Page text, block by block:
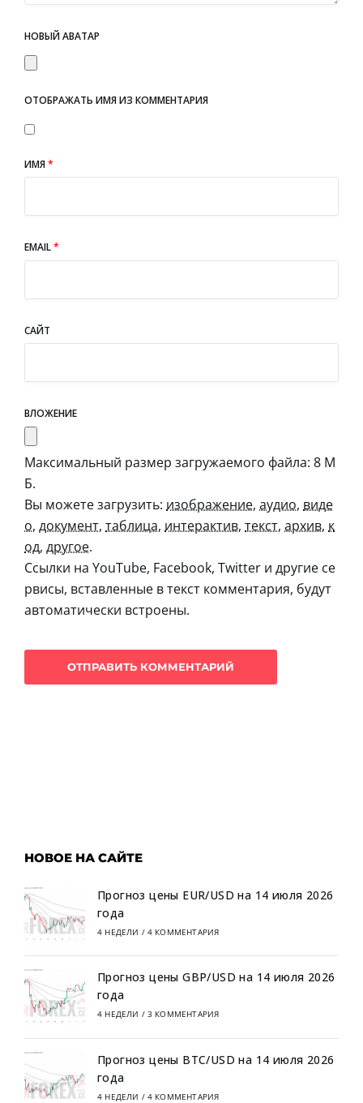
НОВЫЙ АВАТАР
ОТОБРАЖАТЬ ИМЯ ИЗ КОММЕНТАРИЯ
ИМЯ*
EMAIL*
САЙТ
ВЛОЖЕНИЕ
Максимальный размер загружаемого файла: 8 М
Б.
Вы можете загрузить: изображение, аудио, виде
о, документ, таблица, интерактив, текст, архив, к
од, другое.
Ссылки на YouTube, Facebook, Twitter и другие се
рвисы, вставленные в текст комментария, будут
автоматически встроены.
НОВОЕ НА САЙТЕ
Прогноз цены EUR/USD на 14 июля 2026
года
4 НЕДЕЛИ / 4 КОММЕНТАРИЯ
Прогноз цены GBP/USD на 14 июля 2026
года
4 НЕДЕЛИ / 3 КОММЕНТАРИЯ
Прогноз цены BTC/USD на 14 июля 2026
года
4 НЕДЕЛИ / 4 КОММЕНТАРИЯ